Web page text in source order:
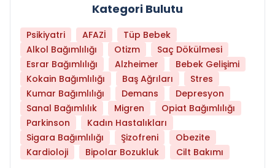
Kategori Bulutu
Psikiyatri AFAZİ
Tüp Bebek
Alkol Bağımlılığı
Otizm
Saç Dökülmesi
Esrar Bağımlılığı
Alzheimer
Bebek Gelişimi
Kokain Bağımlılığı
Baş Ağrıları
Stres
Kumar Bağımlılığı
Demans
Depresyon
Sanal Bağımlılık
Migren
Opiat Bağımlılığı
Parkinson
Kadın Hastalıkları
Sigara Bağımlılığı
Şizofreni
Obezite
Kardioloji
Bipolar Bozukluk Cilt Bakımı